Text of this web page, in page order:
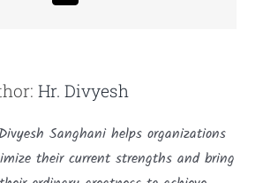
Hr. Divyesh
Sanghani helps organizations
their current strengths and bring